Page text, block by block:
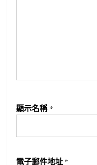
顯示名稱 *
電子郵件地址 *